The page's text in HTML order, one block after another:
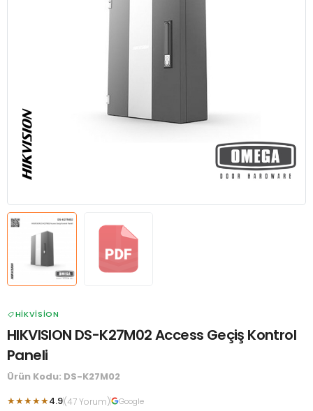
HIKVISION
HIKVISION DS-K27M02 Access Geçiş Kontrol
Paneli
Ürün Kodu: DS-K27M02
★★★★★4.9(47 Yorum) Google